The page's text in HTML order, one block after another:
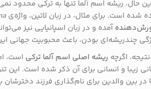
حال، ریشه اسم آلما تنها به ترکی محدود
شده است. برای مثال، در زبان لاتین، واژه‌ی
آمده و در زبان اسپانیایی نیز
چندریشه‌ای بودن، باعث محبوبیت جهانی
اگرچه ریشه اصلی اسم آلما ترکی است،
زیبا و انسانی برای آن ذکر شده است. این
در بین والدین برای نام‌گذاری فرزند دخترشان